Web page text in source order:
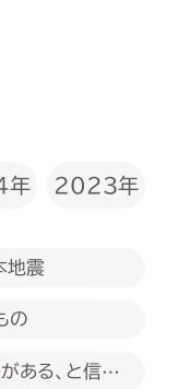
年 2023年
地震
の
ある、と信じ